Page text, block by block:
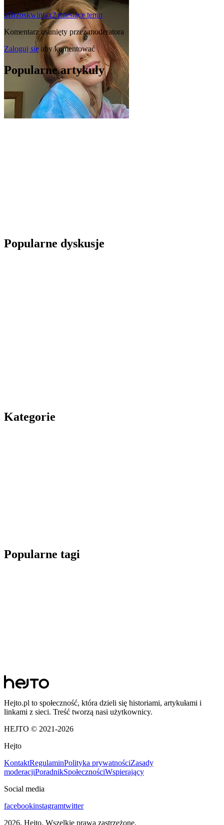
xBrzoskwiniax2 miesiące temu
Komentarz usunięty przez moderatora
Zaloguj sięaby komentować
Popularne artykuły
Popularne dyskusje
Kategorie
Popularne tagi
Hejto.pl to społeczność, która dzieli się historiami, artykułami i
linkami z sieci. Treść tworzą nasi użytkownicy.
HEJTO © 2021-2026
Hejto
KontaktRegulaminPolityka prywatnościZasady
moderacjiPoradnikSpołecznościWspierający
Social media
facebookinstagramtwitter
2026. Hejto. Wszelkie prawa zastrzeżone.